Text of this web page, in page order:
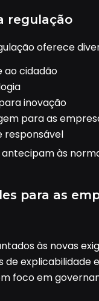
regulação
oferece
ao cidadão
inovação
para as
responsável
antecipam às
para as
às novas
explicabilidade
foco em